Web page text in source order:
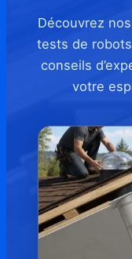
Découvrez
tests de
conseils
votre